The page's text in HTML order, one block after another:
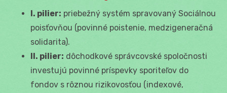
I. pilier: priebežný systém spravovaný Sociálnou
poisťovňou (povinné poistenie, medzigeneračná
solidarita).
II. pilier: dôchodkové správcovské spoločnosti
investujú povinné príspevky sporiteľov do
fondov s rôznou rizikovosťou (indexové,